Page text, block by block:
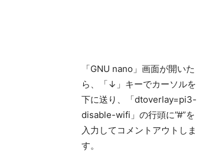
「GNU nano」画面が開いた
ら、「↓」キーでカーソルを
下に送り、「dtoverlay=pi3-
disable-wifi」の行頭に”#”を
入力してコメントアウトしま
す。